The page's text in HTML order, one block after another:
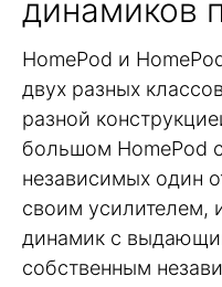
динамиков
HomePod и
двух разных
разной
большом HomePod
независимых один
своим усилителем,
динамик с
собственным